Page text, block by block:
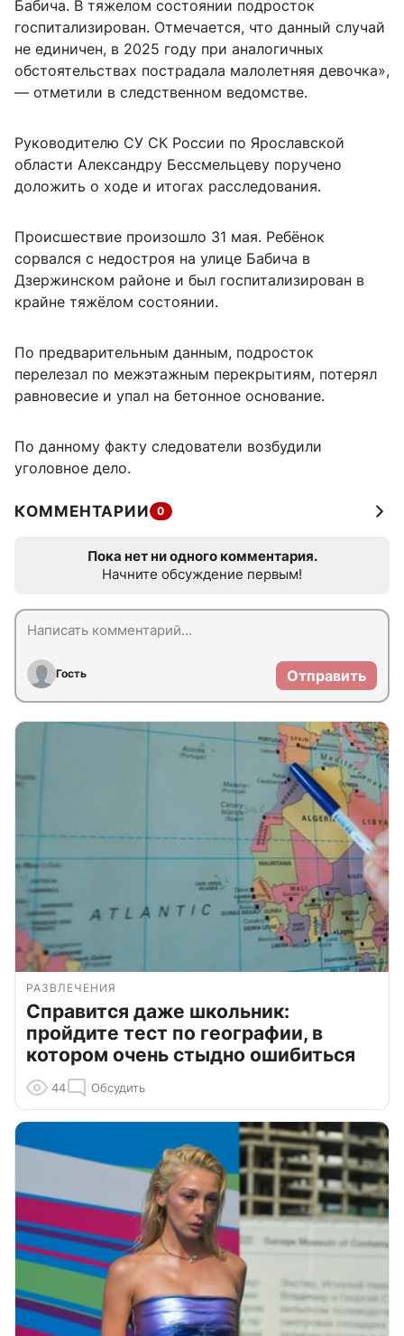
Бабича. В тяжелом состоянии подросток
госпитализирован. Отмечается, что данный случай
не единичен, в 2025 году при аналогичных
обстоятельствах пострадала малолетняя девочка»,
— отметили в следственном ведомстве.
Руководителю СУ СК России по Ярославской
области Александру Бессмельцеву поручено
доложить о ходе и итогах расследования.
Происшествие произошло 31 мая. Ребёнок
сорвался с недостроя на улице Бабича в
Дзержинском районе и был госпитализирован в
крайне тяжёлом состоянии.
По предварительным данным, подросток
перелезал по межэтажным перекрытиям, потерял
равновесие и упал на бетонное основание.
По данному факту следователи возбудили
уголовное дело.
КОММЕНТАРИИ 0
Пока нет ни одного комментария.
Начните обсуждение первым!
Гость Отправить
РАЗВЛЕЧЕНИЯ
Справится даже школьник:
пройдите тест по географии, в
котором очень стыдно ошибиться
44 Обсудить